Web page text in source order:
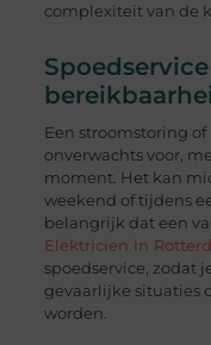
complexiteit van de
Een stroomstoring
onverwachts voor,
moment. Het kan
weekend of tijdens
belangrijk dat een
Elektricien in
spoedservice, zodat
gevaarlijke situaties
worden.